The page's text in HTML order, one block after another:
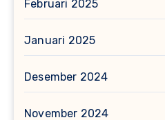
Februari 2025
Januari 2025
Desember 2024
November 2024